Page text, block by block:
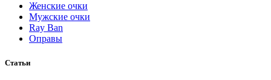
Женские очки
Мужские очки
Ray Ban
Оправы
Статьи